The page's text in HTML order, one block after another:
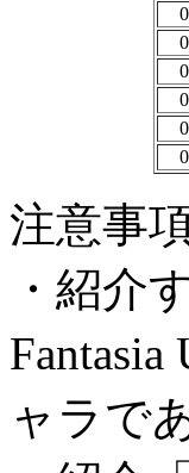
注意事
・紹介
ャラで